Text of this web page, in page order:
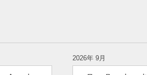
2026年 9月